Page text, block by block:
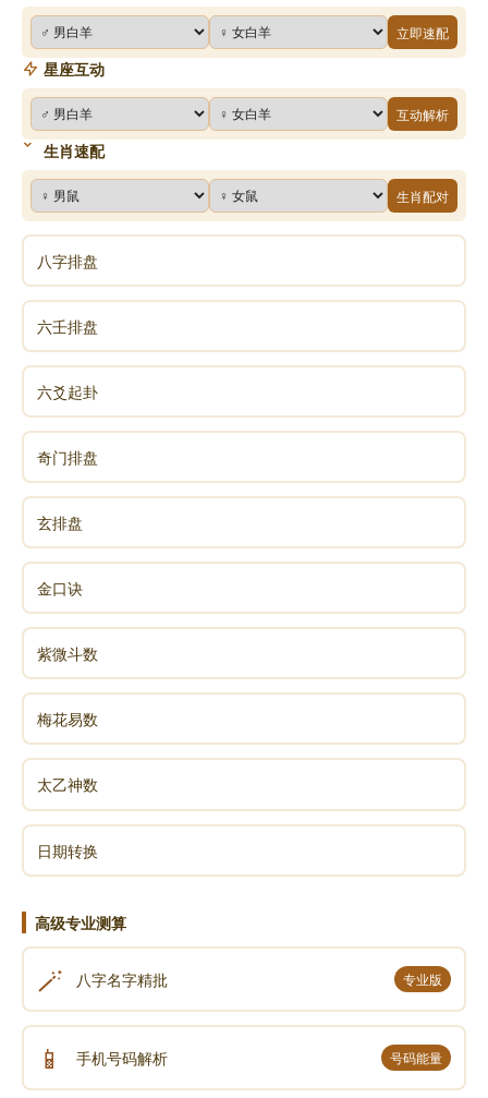
立即速配
星座互动
互动解析
生肖速配
生肖配对
八字排盘
六壬排盘
六爻起卦
奇门排盘
玄排盘
金口诀
紫微斗数
梅花易数
太乙神数
日期转换
高级专业测算
🪄 八字名字精批 专业版
📱 手机号码解析 号码能量